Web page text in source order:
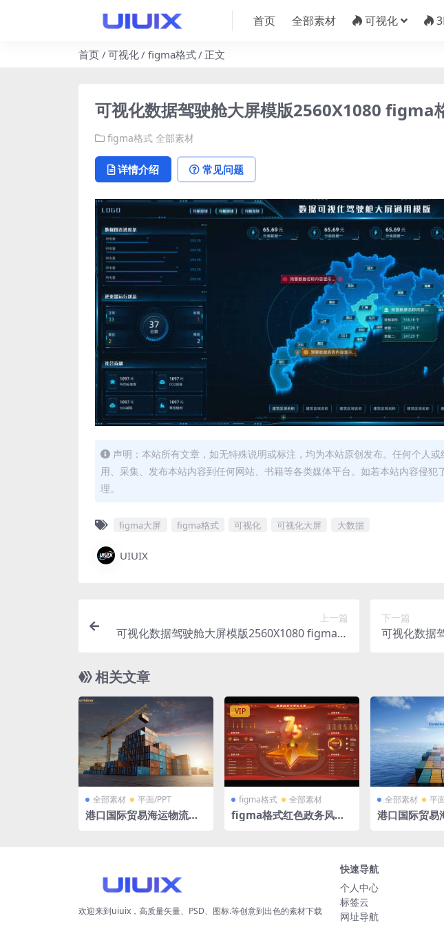
首页 全部素材 可视化
首页 可视化 figma格式 正文
可视化数据驾驶舱大屏模版2560X1080 figma
figma格式 全部素材
详情介绍 常见问题
声明：本站所有文章，如无特殊说明或标注，均为本站原创发布。任何个人
用、采集、发布本站内容到任何网站、书籍等各类媒体平台。如若本站内容侵犯
理。
figma大屏 figma格式 可视化 可视化大屏 大数据
UIUIX
上一篇
可视化数据驾驶舱大屏模版2560X1080 figma格
下一篇
可视化数据
相关文章
全部素材 平面/PPT
港口国际贸易海运物流集
VIP
figma格式 全部素材
figma格式红色政务风广
全部素材 平
港口国际贸易
欢迎来到uiuix，高质量矢量、PSD、图标.等创意到出色的素材下载
快速导航
个人中心
标签云
网址导航